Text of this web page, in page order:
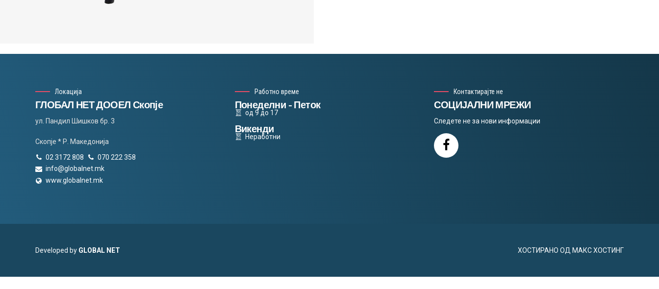
Локација
ГЛОБАЛ НЕТ ДООЕЛ Скопје
ул. Пандил Шишков бр. 3
Скопје * Р. Македонија
02 3172 808
070 222 358
info@globalnet.mk
www.globalnet.mk
Работно време
Понеделни - Петок
од 9 до 17
Викенди
Неработни
Контактирајте не
СОЦИЈАЛНИ МРЕЖИ
Следете не за нови информации
Developed by GLOBAL NET ХОСТИРАНО ОД МАКС ХОСТИНГ